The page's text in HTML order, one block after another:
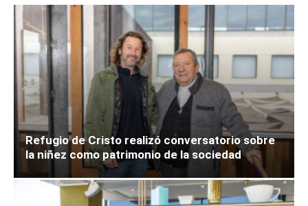
Refugio de Cristo realizó conversatorio sobre
la niñez como patrimonio de la sociedad